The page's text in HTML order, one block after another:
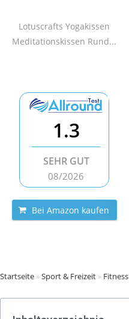
Lotuscrafts Yogakissen
Meditationskissen Rund...
1.3
SEHR GUT
08/2026
Bei Amazon kaufen
Startseite »Sport & Freizeit » Fitness